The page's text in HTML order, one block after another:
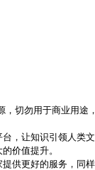
切勿用于商业用
，让知识引领人类文
价值提升。
供更好的服务，同